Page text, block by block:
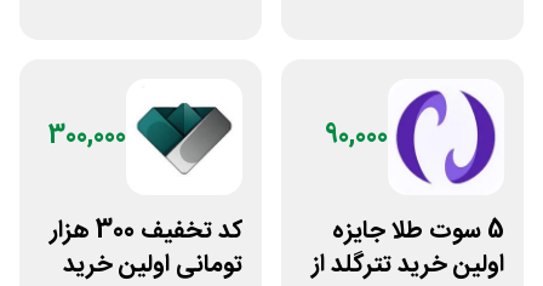
90,000
5 سوت طلا جایزه
اولین خرید تترگلد از
300,000
کد تخفیف 300 هزار
تومانی اولین خرید